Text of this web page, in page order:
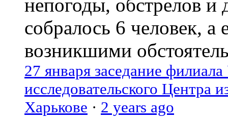
непогоды, обстрелов и
собралось 6 человек, а
возникшими
27 января заседание
исследовательского Центра
Харькове · 2 years ago